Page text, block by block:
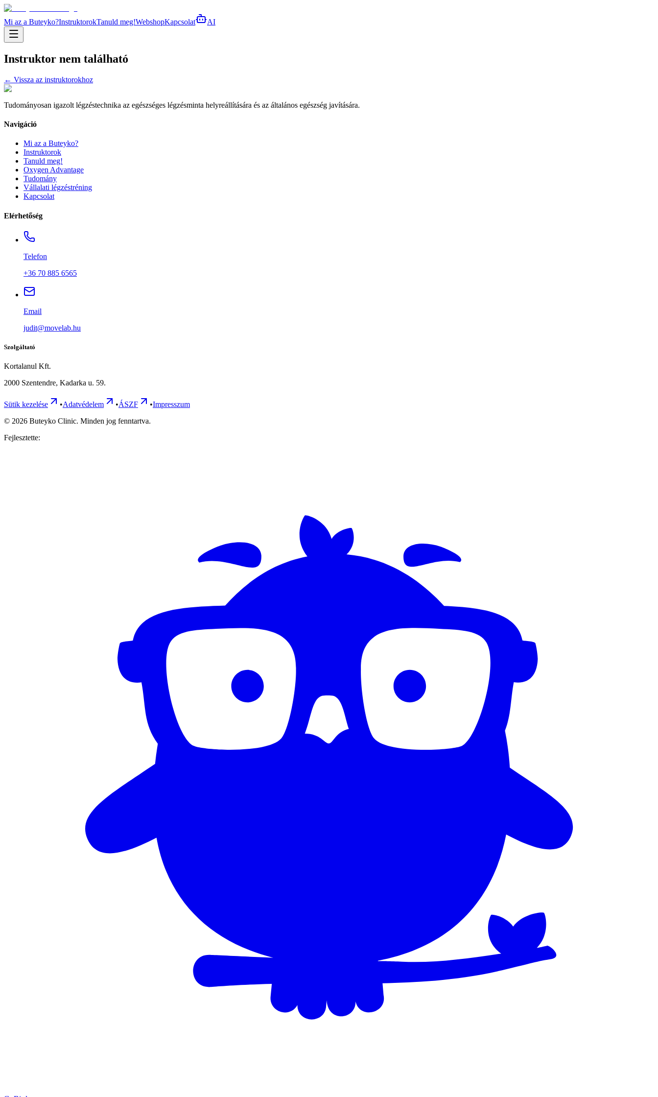
Mi az a Buteyko?InstruktorokTanuld meg!WebshopKapcsolat AI
Instruktor nem található
← Vissza az instruktorokhoz
Tudományosan igazolt légzéstechnika az egészséges légzésminta helyreállítására és az általános egészség javítására.
Navigáció
Mi az a Buteyko?
Instruktorok
Tanuld meg!
Oxygen Advantage
Tudomány
Vállalati légzéstréning
Kapcsolat
Elérhetőség
Telefon
+36 70 885 6565
Email
judit@movelab.hu
Szolgáltató
Kortalanul Kft.
2000 Szentendre, Kadarka u. 59.
Sütik kezelése •Adatvédelem •ÁSZF •Impresszum
© 2026 Buteyko Clinic. Minden jog fenntartva.
Fejlesztette: